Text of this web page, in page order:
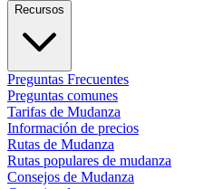
Recursos
Preguntas Frecuentes
Preguntas comunes
Tarifas de Mudanza
Información de precios
Rutas de Mudanza
Rutas populares de mudanza
Consejos de Mudanza